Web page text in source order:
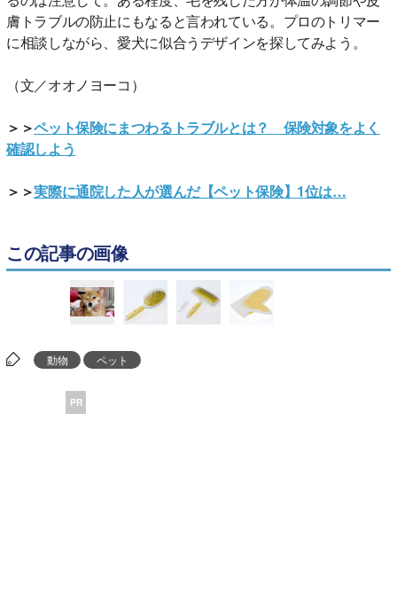
膚トラブルの防止にもなると言われている。プロのトリマー
に相談しながら、愛犬に似合うデザインを探してみよう。
（文／オオノヨーコ）
＞＞ペット保険にまつわるトラブルとは？ 保険対象をよく
確認しよう
＞＞実際に通院した人が選んだ【ペット保険】1位は…
この記事の画像
動物 ペット
PR